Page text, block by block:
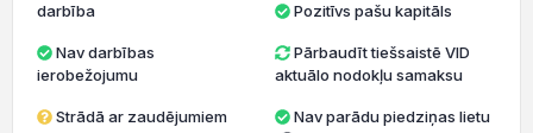
darbība
ierobežojumu
Strādā ar zaudējumiem
Pozitīvs pašu kapitāls
Pārbaudīt tiešsaistē VID
aktuālo nodokļu samaksu
Nav parādu piedziņas lietu